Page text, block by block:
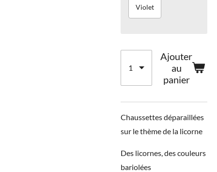
Violet
Ajouter
au
panier
Chaussettes déparaillées
sur le thème de la licorne
Des licornes, des couleurs
bariolées